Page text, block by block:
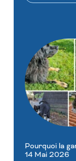
Pourquoi la
14 Mai 2026